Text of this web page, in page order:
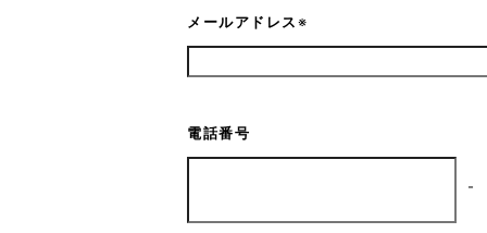
メールアドレス※
電話番号
-